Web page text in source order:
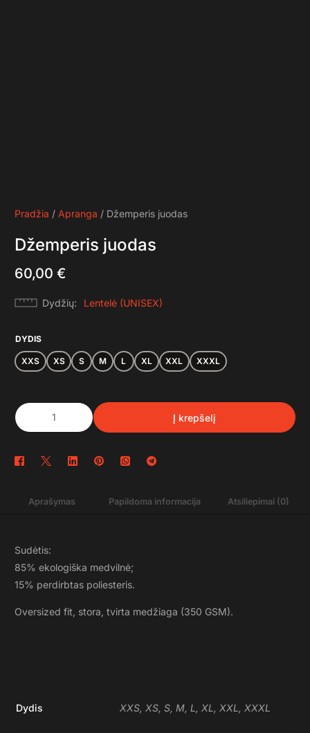
Pradžia / Apranga / Džemperis juodas
Džemperis juodas
60,00€
Dydžių Lentelė (UNISEX)
DYDIS
XXS XS S M L XL XXL XXXL
Į krepšelį
Aprašymas Papildoma informacija Atsiliepimai (0)
Sudėtis:
85% ekologiška medvilnė;
15% perdirbtas poliesteris.
Oversized fit, stora, tvirta medžiaga (350 GSM).
Dydis XXS, XS, S, M, L, XL, XXL, XXXL